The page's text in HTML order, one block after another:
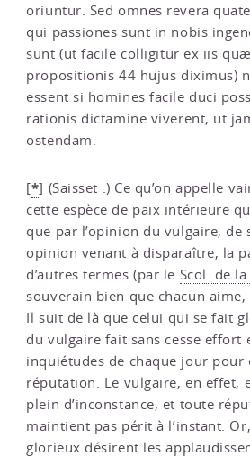
oriuntur. Sed omnes revera
qui passiones sunt in nobis
sunt (ut facile colligitur ex iis
propositionis 44 hujus diximus)
essent si homines facile duci
rationis dictamine viverent, ut
ostendam.
[*] (Saisset :) Ce qu’on appelle
cette espèce de paix intérieure
que par l’opinion du vulgaire, de
opinion venant à disparaître, la
d’autres termes (par le Scol. de
souverain bien que chacun
Il suit de là que celui qui se fait
du vulgaire fait sans cesse effort
inquiétudes de chaque jour pour
réputation. Le vulgaire, en effet,
plein d’inconstance, et toute
maintient pas périt à l’instant.
glorieux désirent les